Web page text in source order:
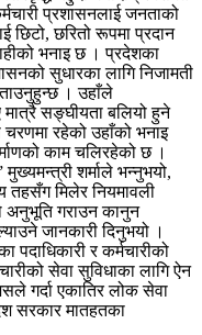
प्रशासनलाई जनताको
छिटो, छरितो रूपमा प्रदान
भनाइ छ । प्रदेशका
सुधारका लागि निजामती
। उहाँले
मात्रै सङ्घीयता बलियो हुने
रहेको उहाँको भनाइ
काम चलिरहेको छ ।
शर्माले भन्नुभयो,
तहसँग मिलेर नियमावली
अनुभूति गराउन कानुन
जानकारी दिनुभयो ।
पदाधिकारी र कर्मचारीको
सेवा सुविधाका लागि ऐन
गर्दा एकातिर लोक सेवा
सरकार मातहतका